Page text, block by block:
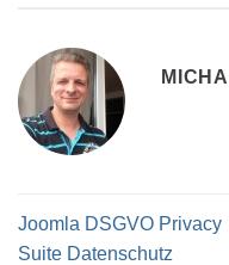
Joomla DSGVO Privacy
Suite Datenschutz